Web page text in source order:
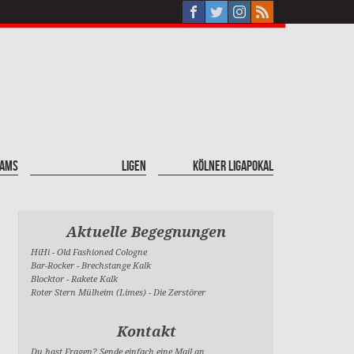
Ligen Kölner Ligapokal
Aktuelle Begegnungen
HiHi-Old Fashioned Cologne
Bar-Rocker-Brechstange Kalk
Blocktor-Rakete Kalk
Roter Stern Mülheim (Limes)-Die Zerstörer
Kontakt
Du hast Fragen? Sende einfach eine Mail an